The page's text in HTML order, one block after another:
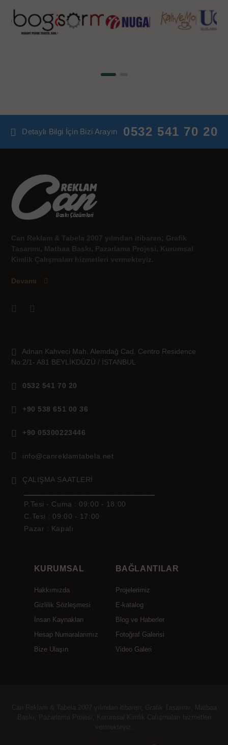
Detaylı Bilgi İçin Bizi Arayın 0532 541 70 20
Can Reklam & Tabela 2007 yılından itibaren; Grafik
Tasarımı, Matbaa Baskı, Pazarlama Projesi, Kurumsal
Kimlik Çalışmaları hizmetleri vermekteyiz.
Devamı
Adnan Kahveci Mah. Alemdağ Cad. Centro Residence
No:2/1- A81 BEYLİKDÜZÜ / İSTANBUL
0532 541 70 20
+90 538 651 00 36
+90 05300223446
info@canreklamtabela.net
ÇALIŞMA SAATLERİ
P.Tesi - Cuma : 09:00 - 18:00
C.Tesi : 09:00 - 17:00
Pazar : Kapalı
KURUMSAL
Hakkımızda
Gizlilik Sözleşmesi
İnsan Kaynakları
Hesap Numaralarımız
Bize Ulaşın
BAĞLANTILAR
Projelerimiz
E-katalog
Blog ve Haberler
Fotoğraf Galerisi
Video Galeri